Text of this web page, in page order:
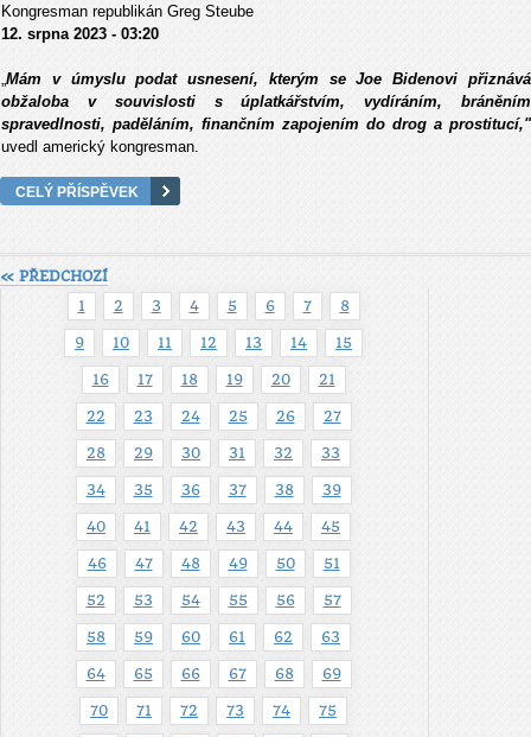
Kongresman republikán Greg Steube
12. srpna 2023 - 03:20
Mám v úmyslu podat usnesení, kterým se Joe Bidenovi přiznává
obžaloba v souvislosti s úplatkářstvím, vydíráním, bráněním
spravedlnosti, paděláním, finančním zapojením do drog a prostitucí,"
uvedl americký kongresman.
CELÝ PŘÍSPĚVEK
« PŘEDCHOZÍ
1
2 3 4 5 6 7 8
9 10 11 12 13 14 15
16 17 18 19 20 21
22 23 24 25 26 27
28 29 30 31 32 33
34 35 36 37 38 39
40 41 42 43 44 45
46 47 48 49 50 51
52 53 54 55 56 57
58 59 60 61 62 63
64 65 66 67 68 69
70 71 72 73 74 75